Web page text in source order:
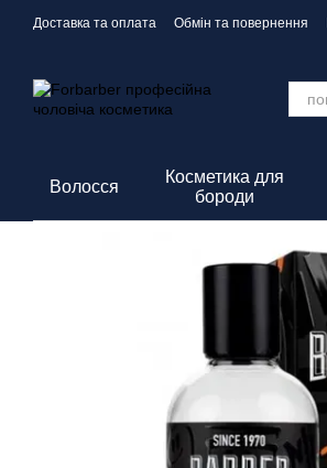
Перейти до основного контенту
Доставка та оплата Обмін та повернення
Волосся
Косметика для
бороди